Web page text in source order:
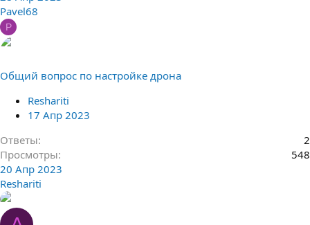
Pavel68
P
Общий вопрос по настройке дрона
Reshariti
17 Апр 2023
Ответы
2
Просмотры
548
20 Апр 2023
Reshariti